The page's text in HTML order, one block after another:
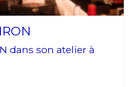
dans son atelier à